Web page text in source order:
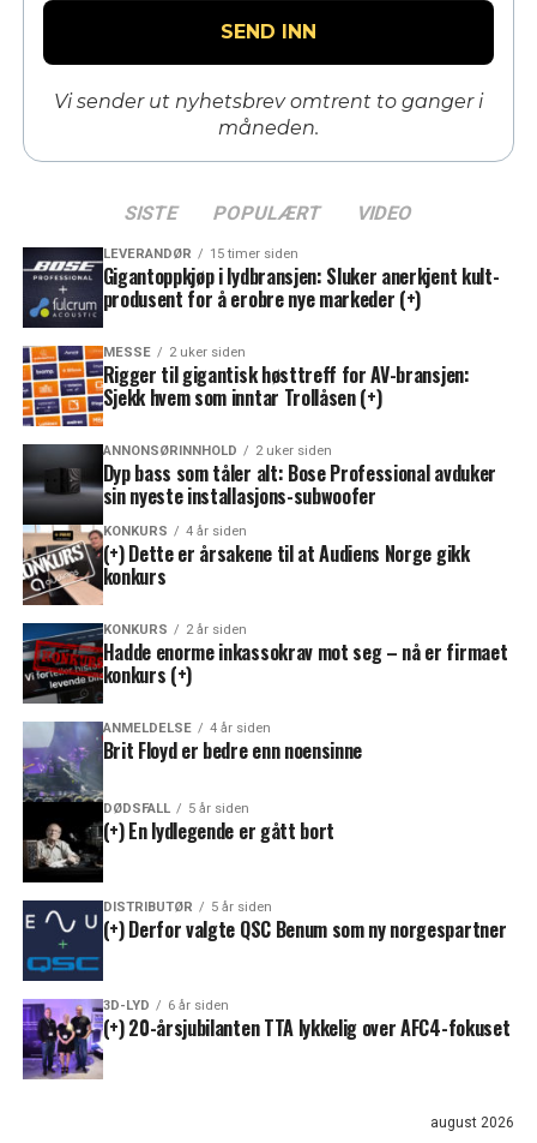
Vi sender ut nyhetsbrev omtrent to ganger i
måneden.
SISTE POPULÆRT VIDEO
LEVERANDØR 15 timer siden
Gigantoppkjøp i lydbransjen: Sluker anerkjent kult-
produsent for å erobre nye markeder (+)
MESSE 2 uker siden
Rigger til gigantisk høsttreff for AV-bransjen:
Sjekk hvem som inntar Trollåsen (+)
ANNONSØRINNHOLD 2 uker siden
Dyp bass som tåler alt: Bose Professional avduker
sin nyeste installasjons-subwoofer
KONKURS 4 år siden
(+) Dette er årsakene til at Audiens Norge gikk
konkurs
KONKURS 2 år siden
Hadde enorme inkassokrav mot seg – nå er firmaet
konkurs (+)
ANMELDELSE 4 år siden
Brit Floyd er bedre enn noensinne
DØDSFALL 5 år siden
(+) En lydlegende er gått bort
DISTRIBUTØR 5 år siden
(+) Derfor valgte QSC Benum som ny norgespartner
3D-LYD 6 år siden
(+) 20-årsjubilanten TTA lykkelig over AFC4-fokuset
august 2026